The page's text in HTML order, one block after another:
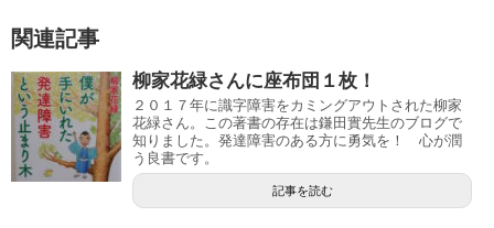
関連記事
柳家花緑さんに座布団１枚！
２０１７年に識字障害をカミングアウトされた柳家
花緑さん。この著書の存在は鎌田實先生のブログで
知りました。発達障害のある方に勇気を！ 心が潤
う良書です。
記事を読む